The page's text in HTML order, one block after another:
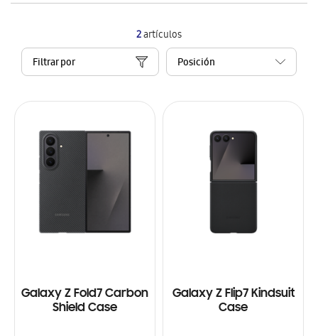
2artículos
Filtrar por
Galaxy Z Fold7 Carbon
Shield Case
Galaxy Z Flip7 Kindsuit
Case